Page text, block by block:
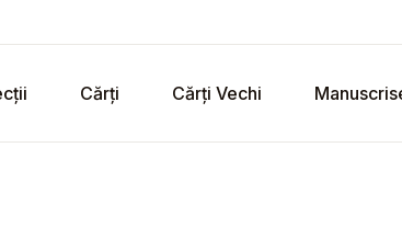
Cărți Cărți Vechi